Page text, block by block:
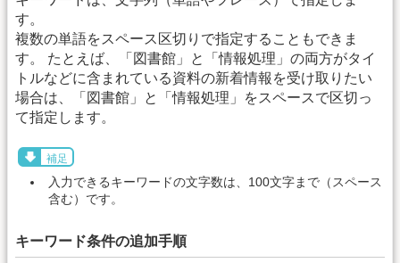
す。
複数の単語をスペース区切りで指定することもできま
す。 たとえば、「図書館」と「情報処理」の両方がタイ
トルなどに含まれている資料の新着情報を受け取りたい
場合は、「図書館」と「情報処理」をスペースで区切っ
て指定します。
補足
入力できるキーワードの文字数は、100文字まで（スペース
含む）です。
キーワード条件の追加手順